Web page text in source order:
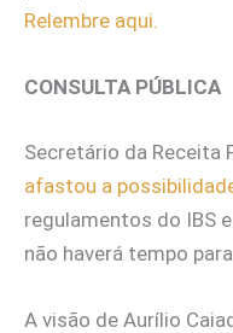
Relembre aqui.
CONSULTA PÚBLICA
Secretário da Receita
afastou a
regulamentos do IBS
não haverá tempo
A visão de Aurílio